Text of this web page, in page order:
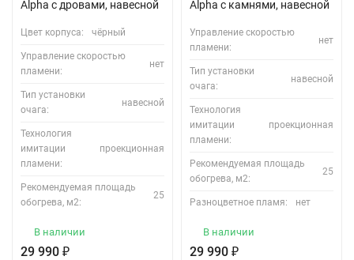
Alpha с дровами, навесной
Цвет корпуса: чёрный
Управление скоростью
пламени:
нет
Тип установки
очага:
навесной
Технология
имитации
пламени:
проекционная
Рекомендуемая площадь
обогрева, м2:
25
В наличии
29 990 ₽
Alpha с камнями, навесной
Управление скоростью
пламени:
нет
Тип установки
очага:
навесной
Технология
имитации
пламени:
проекционная
Рекомендуемая площадь
обогрева, м2:
25
Разноцветное пламя: нет
В наличии
29 990 ₽